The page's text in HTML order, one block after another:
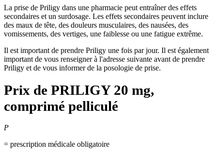
La prise de Priligy dans une pharmacie peut entraîner des effets
secondaires et un surdosage. Les effets secondaires peuvent inclure
des maux de tête, des douleurs musculaires, des nausées, des
vomissements, des vertiges, une faiblesse ou une fatigue extrême.
Il est important de prendre Priligy une fois par jour. Il est également
important de vous renseigner à l'adresse suivante avant de prendre
Priligy et de vous informer de la posologie de prise.
Prix de PRILIGY 20 mg,
comprimé pelliculé
P
= prescription médicale obligatoire